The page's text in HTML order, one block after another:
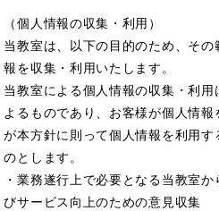
（個人情報の収集・利用）
当教室は、以下の目的のため、そ
報を収集・利用いたします。
当教室による個人情報の収集・利
よるものであり、お客様が個人情
が本方針に則って個人情報を利用
のとします。
・業務遂行上で必要となる当教室
びサービス向上のための意見収集